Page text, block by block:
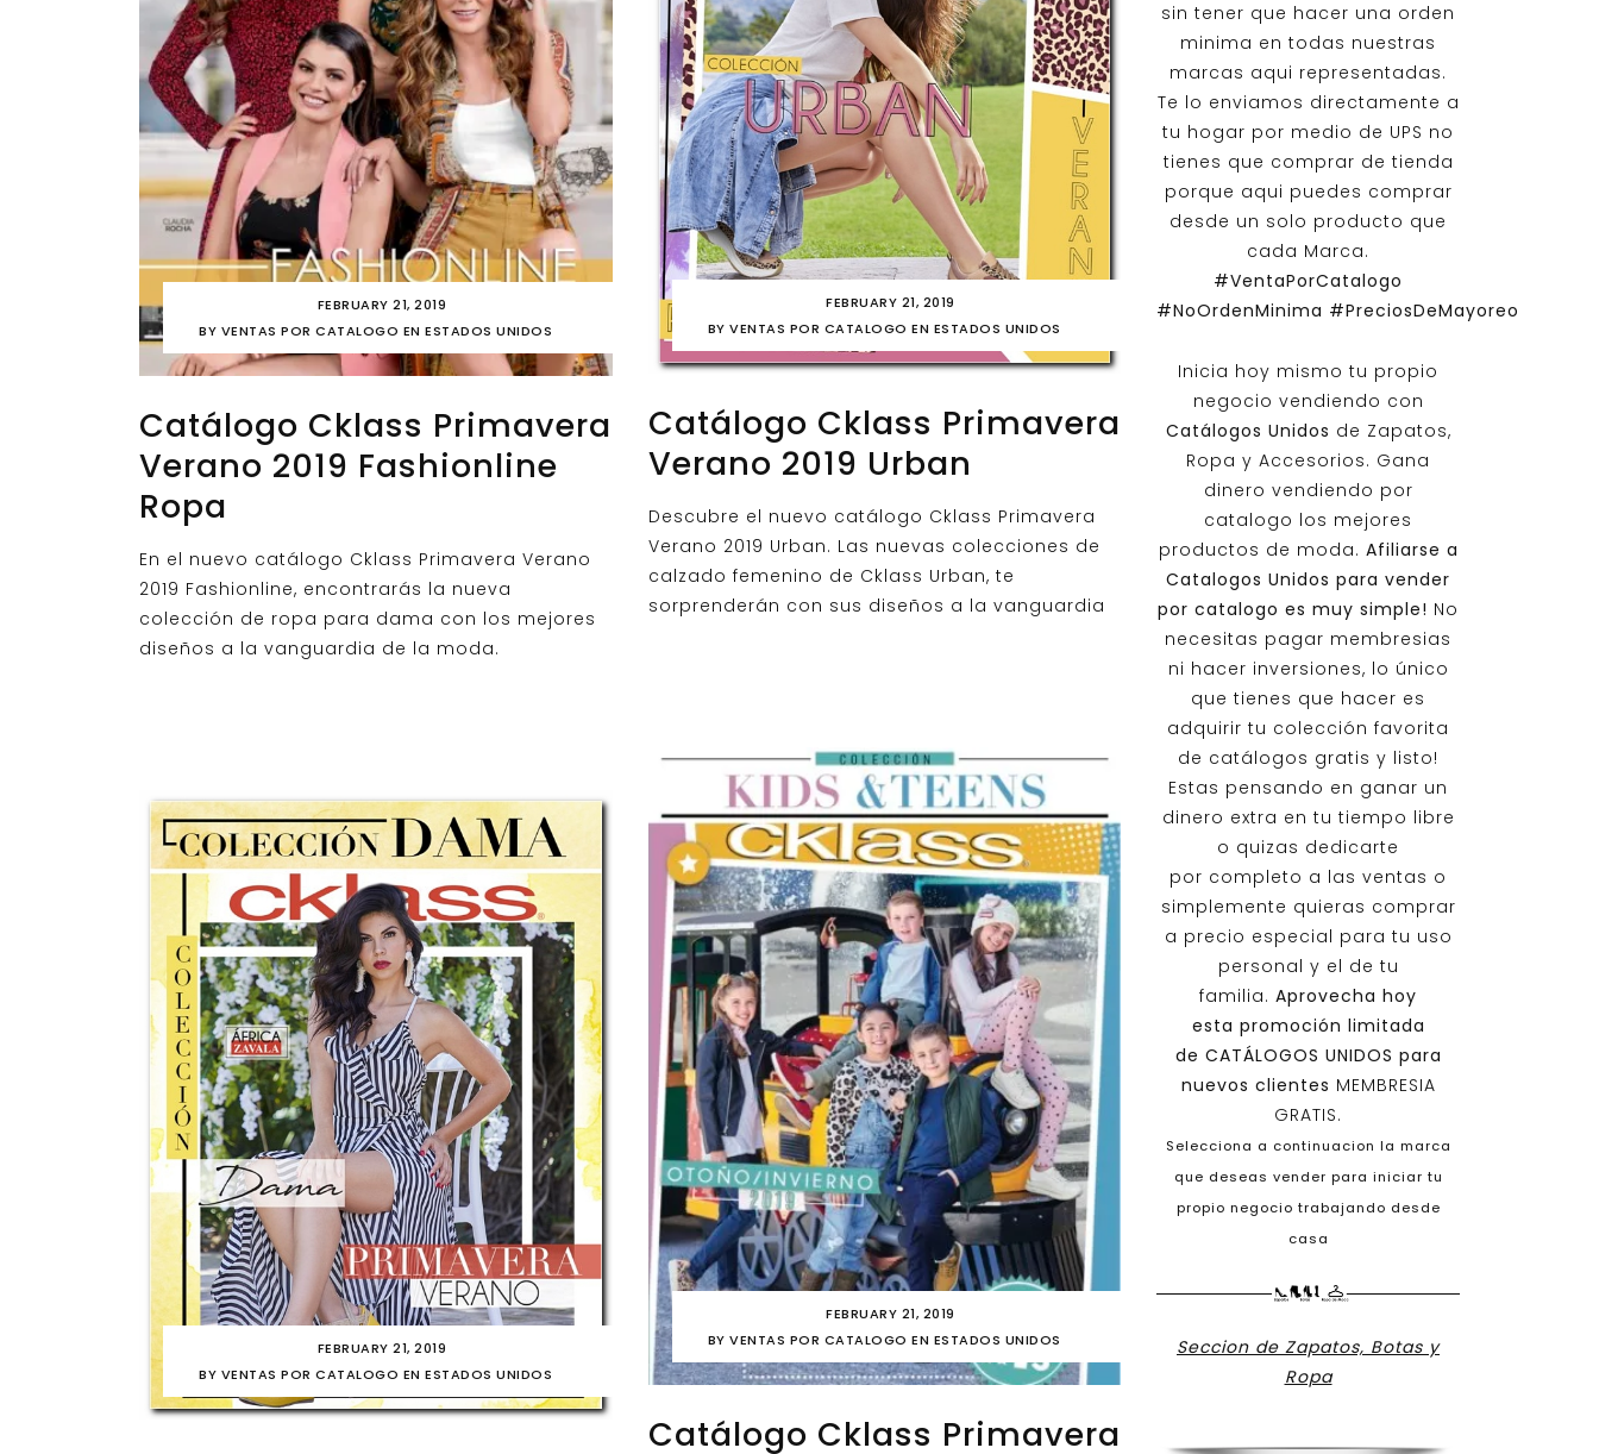
FEBRUARY 21, 2019
BY VENTAS POR CATALOGO EN ESTADOS UNIDOS
Catálogo Cklass Primavera
Verano 2019 Fashionline
Ropa
En el nuevo catálogo Cklass Primavera Verano
2019 Fashionline, encontrarás la nueva
colección de ropa para dama con los mejores
diseños a la vanguardia de la moda.
FEBRUARY 21, 2019
BYVENTAS POR CATALOGO EN ESTADOS UNIDOS
Catálogo Cklass Primavera
Verano 2019 Urban
Descubre el nuevo catálogo Cklass Primavera
Verano 2019 Urban. Las nuevas colecciones de
calzado femenino de Cklass Urban, te
sorprenderán con sus diseños a la vanguardia
FEBRUARY 21, 2019
BYVENTAS POR CATALOGO EN ESTADOS UNIDOS
Catálogo Cklass Primavera
FEBRUARY 21, 2019
BY VENTAS POR CATALOGO EN ESTADOS UNIDOS
sin tener que hacer una orden
minima en todas nuestras
marcas aqui representadas.
Te lo enviamos directamente a
tu hogar por medio de UPS no
tienes que comprar de tienda
porque aqui puedes comprar
desde un solo producto que
cada Marca.
#VentaPorCatalogo
#NoOrdenMinima #PreciosDeMayoreo
Inicia hoy mismo tu propio
negocio vendiendo con
Catálogos Unidos de Zapatos,
Ropa y Accesorios. Gana
dinero vendiendo por
catalogo los mejores
productos de moda. Afiliarse a
Catalogos Unidos para vender
por catalogo es muy simple! No
necesitas pagar membresias
ni hacer inversiones, lo único
que tienes que hacer es
adquirir tu colección favorita
de catálogos gratis y listo!
Estas pensando en ganar un
dinero extra en tu tiempo libre
o quizas dedicarte
por completo a las ventas o
simplemente quieras comprar
a precio especial para tu uso
personal y el de tu
familia. Aprovecha hoy
esta promoción limitada
de CATÁLOGOS UNIDOS para
nuevos clientes MEMBRESIA
GRATIS.
Selecciona a continuacion la marca
que deseas vender para iniciar tu
propio negocio trabajando desde
casa
Seccion de Zapatos, Botas y
Ropa